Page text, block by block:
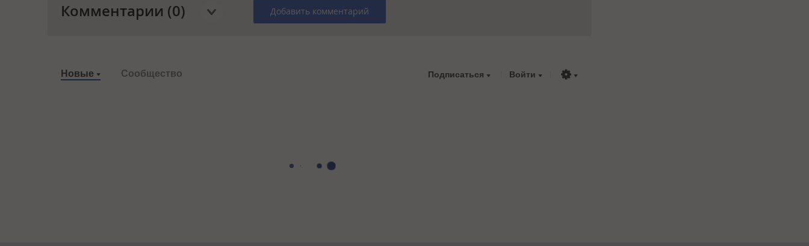
Комментарии (0) Добавить комментарий
Новые Сообщество Подписаться Войти